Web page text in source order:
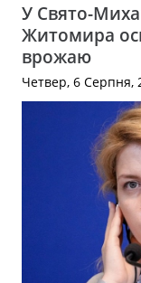
У Свято-
Житомира
врожаю
Четвер, 6 Серпня,